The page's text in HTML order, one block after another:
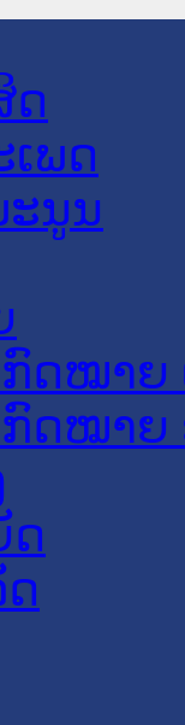
ດ
ພດ
ນູນ
ດໝາຍ
ດໝາຍ
ດ